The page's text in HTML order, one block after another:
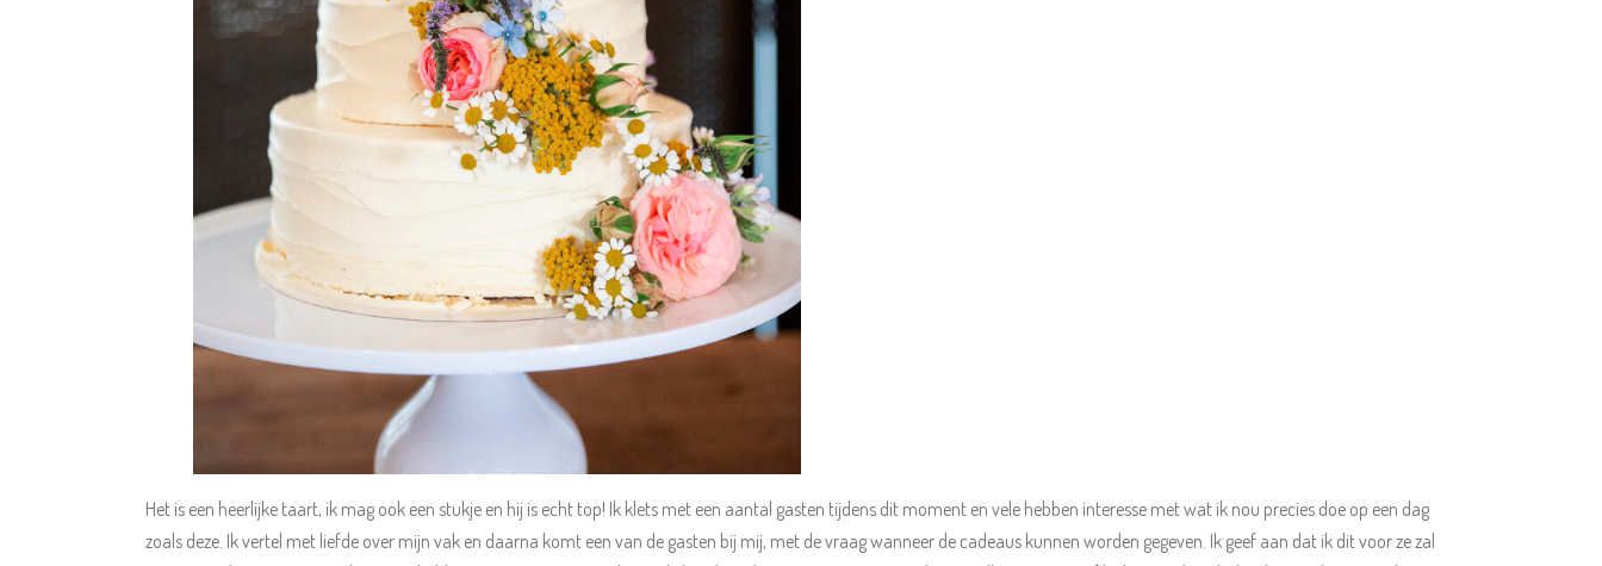
Het is een heerlijke taart, ik mag ook een stukje en hij is echt top! Ik klets met een aantal gasten tijdens dit moment en vele hebben interesse met wat ik nou precies doe op een dag
zoals deze. Ik vertel met liefde over mijn vak en daarna komt een van de gasten bij mij, met de vraag wanneer de cadeaus kunnen worden gegeven. Ik geef aan dat ik dit voor ze zal